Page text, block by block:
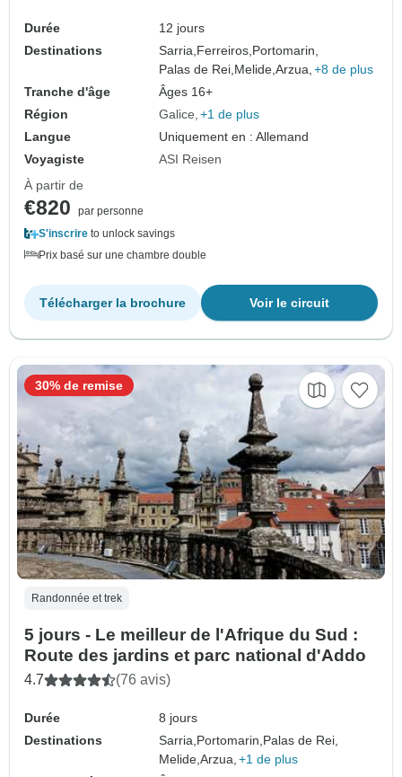
Durée
12 jours
Destinations
Sarria,Ferreiros,Portomarin,
Palas de Rei,Melide,Arzua, +8 de plus
Tranche d'âge
Âges 16+
Région
Galice +1 de plus
Langue
Uniquement en : Allemand
Voyagiste
ASI Reisen
À partir de
€820
par personne
S'inscrire to unlock savings
Prix basé sur une chambre double
Voir le circuit
Télécharger la brochure
Randonnée et trek
5 jours - Le meilleur de l'Afrique du Sud :
Route des jardins et parc national d'Addo
4.7 (76 avis)
Durée
8 jours
Destinations
Sarria,Portomarin,Palas de Rei,
Melide,Arzua, +1 de plus
30% de remise